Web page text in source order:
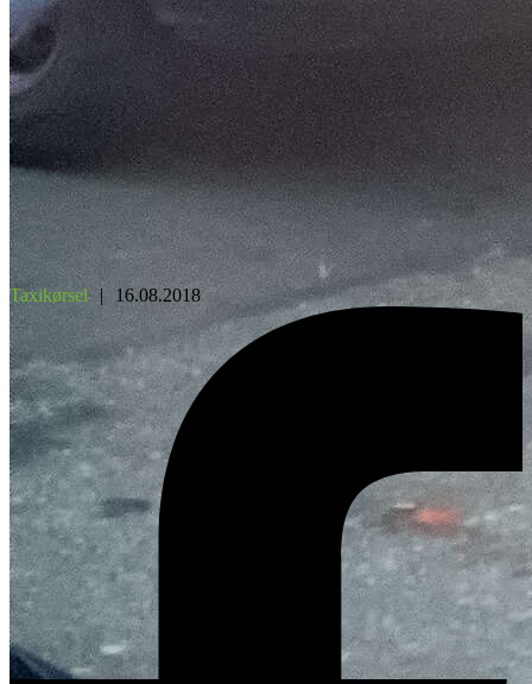
Taxikørsel | 16.08.2018